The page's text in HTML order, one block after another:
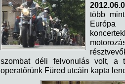
több
szombat déli felvonulás volt, a
operatőrünk Füred utcáin kapta